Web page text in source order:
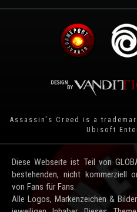
Assassin's Creed is a
Ubisoft
Diese Webseite ist Teil von
bestehenden, nicht kommerziell
von Fans für Fans.
Alle Logos, Markenzeichen &